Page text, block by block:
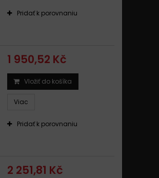
Pridať k porovnaniu
1 950,52 Kč
Vložiť do košíka
Viac
Pridať k porovnaniu
2 251,81 Kč